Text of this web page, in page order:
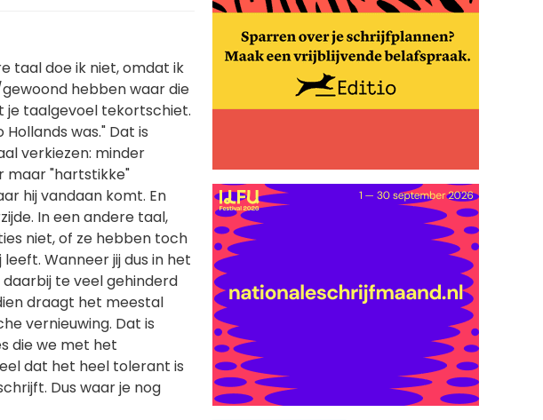
taal doe ik niet, omdat ik
hebben waar die
je taalgevoel tekortschiet.
was." Dat is
verkiezen: minder
maar "hartstikke"
hij vandaan komt. En
In een andere taal,
niet, of ze hebben toch
Wanneer jij dus in het
te veel gehinderd
draagt het meestal
vernieuwing. Dat is
die we met het
dat het heel tolerant is
Dus waar je nog